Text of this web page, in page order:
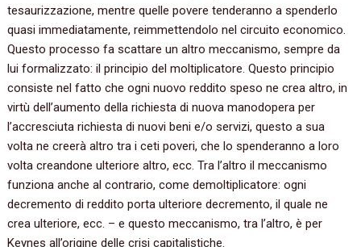
tesaurizzazione, mentre quelle povere tenderanno a spenderlo
quasi immediatamente, reimmettendolo nel circuito economico.
Questo processo fa scattare un altro meccanismo, sempre da
lui formalizzato: il principio del moltiplicatore. Questo principio
consiste nel fatto che ogni nuovo reddito speso ne crea altro, in
virtù dell’aumento della richiesta di nuova manodopera per
l’accresciuta richiesta di nuovi beni e/o servizi, questo a sua
volta ne creerà altro tra i ceti poveri, che lo spenderanno a loro
volta creandone ulteriore altro, ecc. Tra l’altro il meccanismo
funziona anche al contrario, come demoltiplicatore: ogni
decremento di reddito porta ulteriore decremento, il quale ne
crea ulteriore, ecc. – e questo meccanismo, tra l’altro, è per
Keynes all’origine delle crisi capitalistiche.